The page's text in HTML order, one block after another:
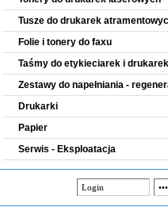
Tusze do drukarek
Folie i tonery do faxu
Taśmy do etykieciarek i drukarek
Zestawy do napełniania -
Drukarki
Papier
Serwis - Eksploatacja